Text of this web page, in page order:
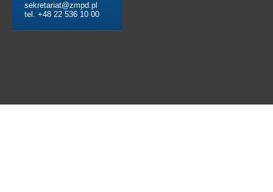
sekretariat@zmpd.pl
tel. +48 22 536 10 00